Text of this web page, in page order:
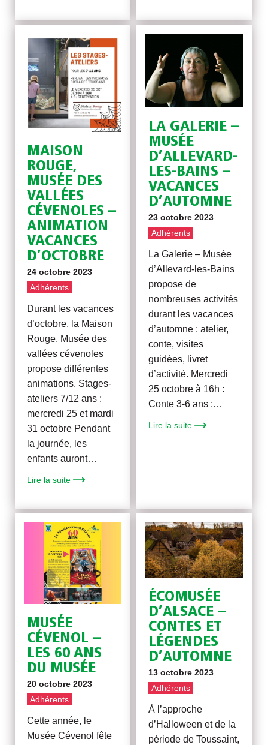
MAISON
ROUGE,
MUSÉE DES
VALLÉES
CÉVENOLES –
ANIMATION
VACANCES
D’OCTOBRE
24 octobre 2023
Adhérents
Durant les vacances
d’octobre, la Maison
Rouge, Musée des
vallées cévenoles
propose différentes
animations. Stages-
ateliers 7/12 ans :
mercredi 25 et mardi
31 octobre Pendant
la journée, les
enfants auront…
Lire la suite
LA GALERIE –
MUSÉE
D’ALLEVARD-
LES-BAINS –
VACANCES
D’AUTOMNE
23 octobre 2023
Adhérents
La Galerie – Musée
d’Allevard-les-Bains
propose de
nombreuses activités
durant les vacances
d’automne : atelier,
conte, visites
guidées, livret
d’activité. Mercredi
25 octobre à 16h :
Conte 3-6 ans :…
Lire la suite
MUSÉE
CÉVENOL –
LES 60 ANS
DU MUSÉE
20 octobre 2023
Adhérents
Cette année, le
Musée Cévenol fête
ÉCOMUSÉE
D’ALSACE –
CONTES ET
LÉGENDES
D’AUTOMNE
13 octobre 2023
Adhérents
À l’approche
d’Halloween et de la
période de Toussaint,